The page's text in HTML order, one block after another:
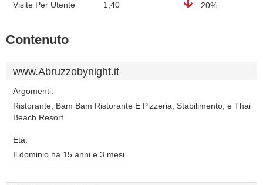
Visite Per Utente 1,40 -20%
Contenuto
www.Abruzzobynight.it
Argomenti:
Ristorante, Bam Bam Ristorante E Pizzeria, Stabilimento, e Thai
Beach Resort.
Età:
Il dominio ha 15 anni e 3 mesi.